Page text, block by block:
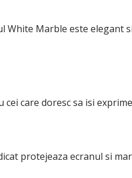
White Marble este elegant
care doresc sa isi
protejeaza ecranul si